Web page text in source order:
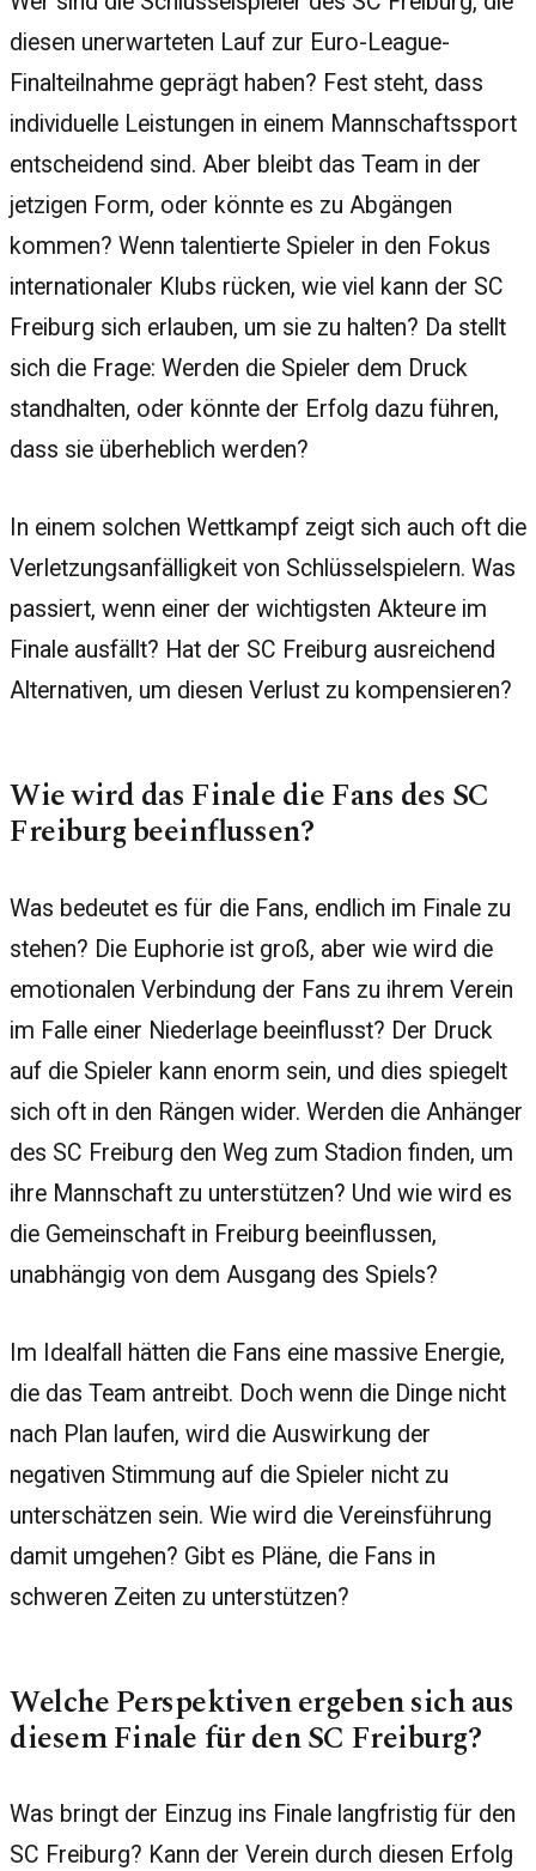
diesen unerwarteten Lauf zur Euro-League-
Finalteilnahme geprägt haben? Fest steht, dass
individuelle Leistungen in einem Mannschaftssport
entscheidend sind. Aber bleibt das Team in der
jetzigen Form, oder könnte es zu Abgängen
kommen? Wenn talentierte Spieler in den Fokus
internationaler Klubs rücken, wie viel kann der SC
Freiburg sich erlauben, um sie zu halten? Da stellt
sich die Frage: Werden die Spieler dem Druck
standhalten, oder könnte der Erfolg dazu führen,
dass sie überheblich werden?
In einem solchen Wettkampf zeigt sich auch oft die
Verletzungsanfälligkeit von Schlüsselspielern. Was
passiert, wenn einer der wichtigsten Akteure im
Finale ausfällt? Hat der SC Freiburg ausreichend
Alternativen, um diesen Verlust zu kompensieren?
Wie wird das Finale die Fans des SC
Freiburg beeinflussen?
Was bedeutet es für die Fans, endlich im Finale zu
stehen? Die Euphorie ist groß, aber wie wird die
emotionalen Verbindung der Fans zu ihrem Verein
im Falle einer Niederlage beeinflusst? Der Druck
auf die Spieler kann enorm sein, und dies spiegelt
sich oft in den Rängen wider. Werden die Anhänger
des SC Freiburg den Weg zum Stadion finden, um
ihre Mannschaft zu unterstützen? Und wie wird es
die Gemeinschaft in Freiburg beeinflussen,
unabhängig von dem Ausgang des Spiels?
Im Idealfall hätten die Fans eine massive Energie,
die das Team antreibt. Doch wenn die Dinge nicht
nach Plan laufen, wird die Auswirkung der
negativen Stimmung auf die Spieler nicht zu
unterschätzen sein. Wie wird die Vereinsführung
damit umgehen? Gibt es Pläne, die Fans in
schweren Zeiten zu unterstützen?
Welche Perspektiven ergeben sich aus
diesem Finale für den SC Freiburg?
Was bringt der Einzug ins Finale langfristig für den
SC Freiburg? Kann der Verein durch diesen Erfolg